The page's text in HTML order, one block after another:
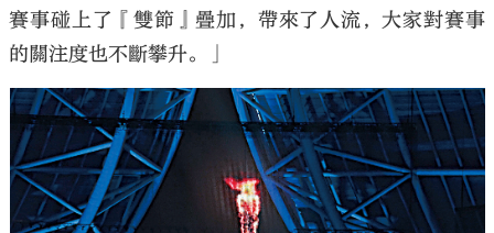
賽事碰上了『雙節』疊加，帶來了人流，大家對賽事
的關注度也不斷攀升。」